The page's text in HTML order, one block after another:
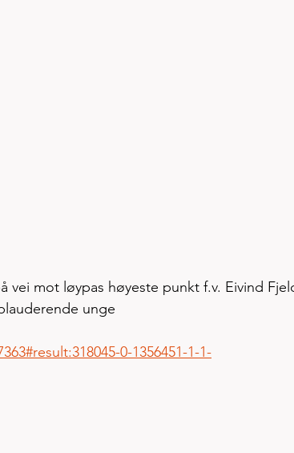
vei mot løypas høyeste punkt f.v. Eivind
unge
0-1356451-1-1-